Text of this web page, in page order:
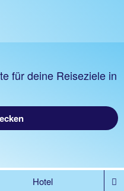
für deine Reiseziele in
Hotel